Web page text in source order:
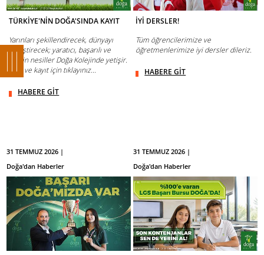
TÜRKİYE'NİN DOĞA'SINDA KAYIT
Yarınları şekillendirecek, dünyayı
değiştirecek; yaratıcı, başarılı ve
yetkin nesiller Doğa Kolejinde yetişir.
Bilgi ve kayıt için tıklayınız...
HABERE GİT
İYİ DERSLER!
Tüm öğrencilerimize ve
öğretmenlerimize iyi dersler dileriz.
HABERE GİT
31 TEMMUZ 2026 |
Doğa'dan Haberler
31 TEMMUZ 2026 |
Doğa'dan Haberler